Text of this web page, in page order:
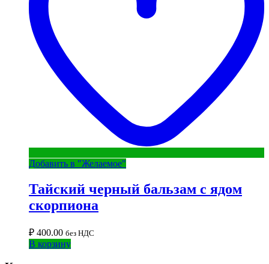
Добавить в "Желаемое"
Тайский черный бальзам с ядом
скорпиона
₽ 400.00 без НДС
В корзину